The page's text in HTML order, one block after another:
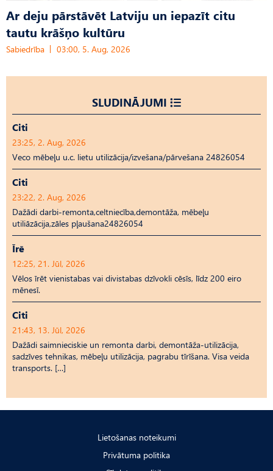
Ar deju pārstāvēt Latviju un iepazīt citu
tautu krāšņo kultūru
Sabiedrība 03:00, 5. Aug, 2026
SLUDINĀJUMI
Citi
23:25, 2. Aug, 2026
Veco mēbeļu u.c. lietu utilizācija/izvešana/pārvešana 24826054
Citi
23:22, 2. Aug, 2026
Dažādi darbi-remonta,celtniecība,demontāža, mēbeļu
utiliāzācija,zāles pļaušana24826054
Īrē
12:25, 21. Jūl, 2026
Vēlos īrēt vienistabas vai divistabas dzīvokli cēsīs, līdz 200 eiro
mēnesī.
Citi
21:43, 13. Jūl, 2026
Dažādi saimnieciskie un remonta darbi, demontāža-utilizācija,
sadzīves tehnikas, mēbeļu utilizācija, pagrabu tīrīšana. Visa veida
transports. […]
Lietošanas noteikumi
Privātuma politika